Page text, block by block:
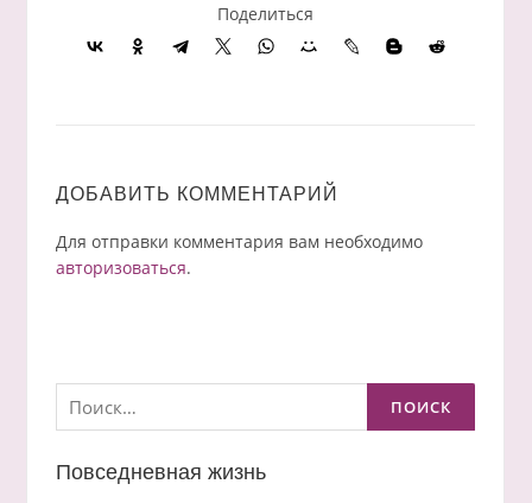
Поделиться
ДОБАВИТЬ КОММЕНТАРИЙ
Для отправки комментария вам необходимо
авторизоваться.
Найти:
Повседневная жизнь